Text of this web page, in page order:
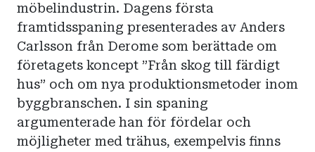
möbelindustrin. Dagens första
framtidsspaning presenterades av Anders
Carlsson från Derome som berättade om
företagets koncept ”Från skog till färdigt
hus” och om nya produktionsmetoder inom
byggbranschen. I sin spaning
argumenterade han för fördelar och
möjligheter med trähus, exempelvis finns